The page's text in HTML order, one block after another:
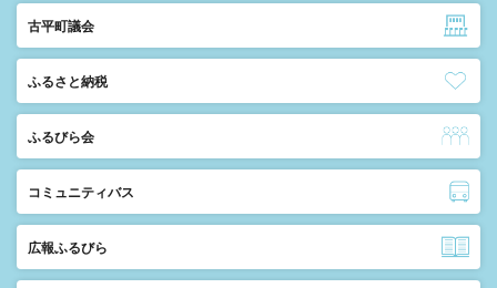
古平町議会
ふるさと納税
ふるびら会
コミュニティバス
広報ふるびら